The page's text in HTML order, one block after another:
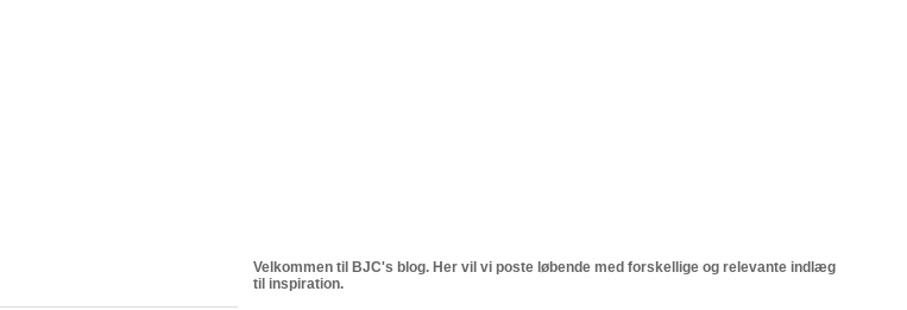
Velkommen til BJC's blog. Her vil vi poste løbende med forskellige og relevante indlæg
til inspiration.